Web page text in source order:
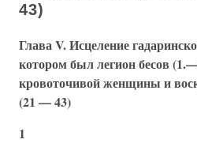
43)
Глава V. Исцеление
котором был легион бесов
кровоточивой женщины и
(21 — 43)
1